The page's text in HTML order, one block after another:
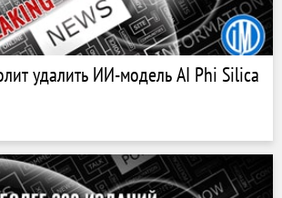
удалить ИИ-модель AI Phi Silica